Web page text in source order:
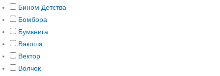
Бином Детства
Бомбора
Бумкнига
Вакоша
Вектор
Волчок